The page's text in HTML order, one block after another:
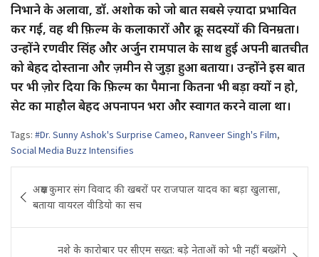
निभाने के अलावा, डॉ. अशोक को जो बात सबसे ज़्यादा प्रभावित
कर गई, वह थी फ़िल्म के कलाकारों और क्रू सदस्यों की विनम्रता।
उन्होंने रणवीर सिंह और अर्जुन रामपाल के साथ हुई अपनी बातचीत
को बेहद दोस्ताना और ज़मीन से जुड़ा हुआ बताया। उन्होंने इस बात
पर भी ज़ोर दिया कि फ़िल्म का पैमाना कितना भी बड़ा क्यों न हो,
सेट का माहौल बेहद अपनापन भरा और स्वागत करने वाला था।
Tags: #Dr. Sunny Ashok's Surprise Cameo, Ranveer Singh's Film,
Social Media Buzz Intensifies
navigation
अक्षय कुमार संग विवाद की खबरों पर राजपाल यादव का बड़ा खुलासा,
बताया वायरल वीडियो का सच
नशे के कारोबार पर सीएम सख्त: बड़े नेताओं को भी नहीं बख्शेंगे